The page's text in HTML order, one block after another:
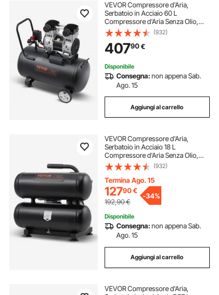
VEVOR Compressore d'Aria,
Serbatoio in Acciaio 60 L
Compressore d'Aria Senza Olio,
Compressore Portatile Ultra
Silenzioso da 78 dB per Riparazioni
Auto, Gonfiaggio Pneumatici,
Verniciatura a Spruzzo
(932)
40790€
Disponibile
Consegna:non appena Sab.
Ago. 15
Aggiungi al carrello
VEVOR Compressore d'Aria,
Serbatoio in Acciaio 18 L
Compressore d'Aria Senza Olio,
Compressore Portatile Ultra
Silenzioso da 80 dB per Riparazioni
Auto, Gonfiaggio Pneumatici,
Verniciatura a Spruzzo
(932)
Termina Ago. 15
12790€
192,90€
-34%
Disponibile
Consegna:non appena Sab.
Ago. 15
Aggiungi al carrello
VEVOR Compressore d'Aria,